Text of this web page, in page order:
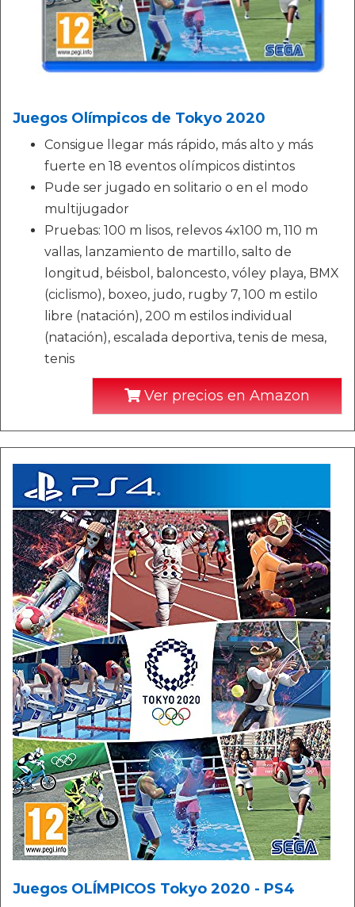
Juegos Olímpicos de Tokyo 2020
Consigue llegar más rápido, más alto y más
fuerte en 18 eventos olímpicos distintos
Pude ser jugado en solitario o en el modo
multijugador
Pruebas: 100 m lisos, relevos 4x100 m, 110 m
vallas, lanzamiento de martillo, salto de
longitud, béisbol, baloncesto, vóley playa, BMX
(ciclismo), boxeo, judo, rugby 7, 100 m estilo
libre (natación), 200 m estilos individual
(natación), escalada deportiva, tenis de mesa,
tenis
Ver precios en Amazon
Juegos OLÍMPICOS Tokyo 2020 - PS4